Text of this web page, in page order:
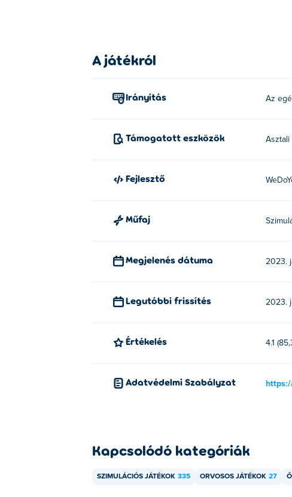
A játékról
Irányítás Az
Támogatott eszközök
Fejlesztő
Műfaj
Megjelenés dátuma 2023.
Legutóbbi frissítés 2023.
Értékelés 4.1
Adatvédelmi Szabályzat
Kapcsolódó kategóriák
SZIMULÁCIÓS JÁTÉKOK 335 ORVOSOS JÁTÉKOK 27